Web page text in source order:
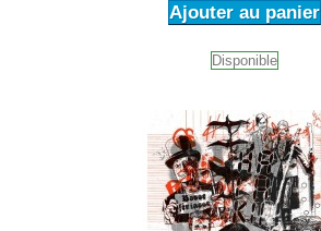
Ajouter au panier
Disponible